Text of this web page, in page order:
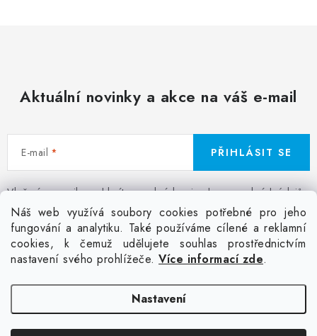
Náš web využívá soubory cookies potřebné pro jeho
fungování a analytiku. Také používáme cílené a reklamní
cookies, k čemuž udělujete souhlas prostřednictvím
nastavení svého prohlížeče. Více informací zde.
Nastavení
Aktuální novinky a akce na váš e-mail
E-mail
Vložením e-mailu souhlasíte spodmínkami ochrany osobních údajů
PŘIHLÁSIT SE
Facebook Kontakt Jak nakupovat
Poptávka potisku textilu
Akce a slevy GDPR + cookies Obchodní podmínky
Doprava
Copyright 2026Colordot.cz. Všechna práva vyhrazena.Upravit nastavení